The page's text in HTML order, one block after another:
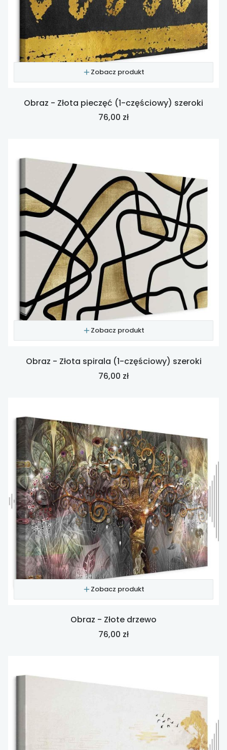
Zobacz produkt
Obraz - Złota pieczęć (1-częściowy) szeroki
Cena
76,00 zł
Zobacz produkt
Obraz - Złota spirala (1-częściowy) szeroki
Cena
76,00 zł
Zobacz produkt
Obraz - Złote drzewo
Cena
76,00 zł